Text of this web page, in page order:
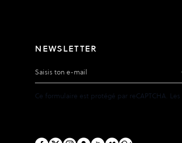
NEWSLETTER
Adresse e-mail
Ce formulaire est protégé par reCAPTCHA. Les